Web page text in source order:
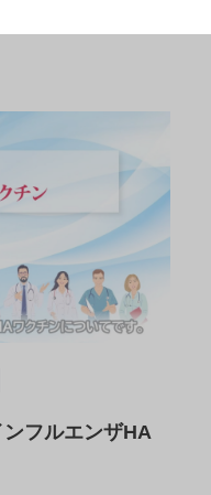
フルエンザHA